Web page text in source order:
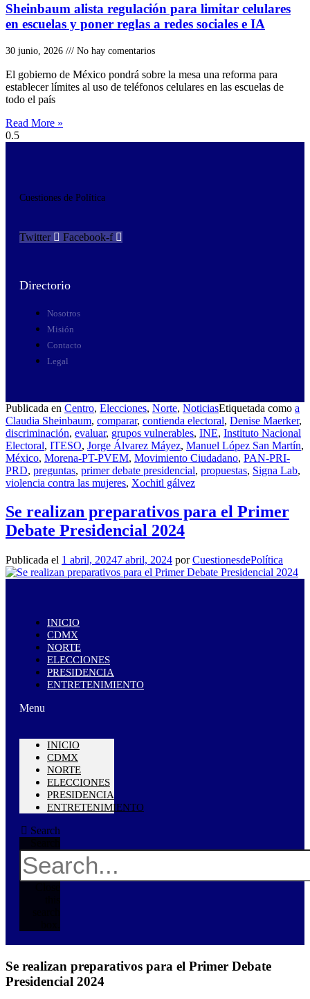
Sheinbaum alista regulación para limitar celulares
en escuelas y poner reglas a redes sociales e IA
30 junio, 2026 No hay comentarios
El gobierno de México pondrá sobre la mesa una reforma para
establecer límites al uso de teléfonos celulares en las escuelas de
todo el país
Read More »
Cuestiones de Política
Twitter Facebook-f
Directorio
Nosotros
Misión
Contacto
Legal
Publicada en Centro, Elecciones, Norte, NoticiasEtiquetada como a
Claudia Sheinbaum, comparar, contienda electoral, Denise Maerker,
discriminación, evaluar, grupos vulnerables, INE, Instituto Nacional
Electoral, ITESO, Jorge Álvarez Máyez, Manuel López San Martín,
México, Morena-PT-PVEM, Movimiento Ciudadano, PAN-PRI-
PRD, preguntas, primer debate presidencial, propuestas, Signa Lab,
violencia contra las mujeres, Xochitl gálvez
Se realizan preparativos para el Primer
Debate Presidencial 2024
Publicada el 1 abril, 20247 abril, 2024 porCuestionesdePolítica
INICIO
CDMX
NORTE
ELECCIONES
PRESIDENCIA
ENTRETENIMIENTO
Menu
INICIO
CDMX
NORTE
ELECCIONES
PRESIDENCIA
ENTRETENIMIENTO
Search
Se realizan preparativos para el Primer Debate
Presidencial 2024